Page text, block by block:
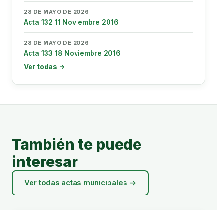
28 DE MAYO DE 2026
Acta 132 11 Noviembre 2016
28 DE MAYO DE 2026
Acta 133 18 Noviembre 2016
Ver todas →
También te puede
interesar
Ver todas actas municipales →